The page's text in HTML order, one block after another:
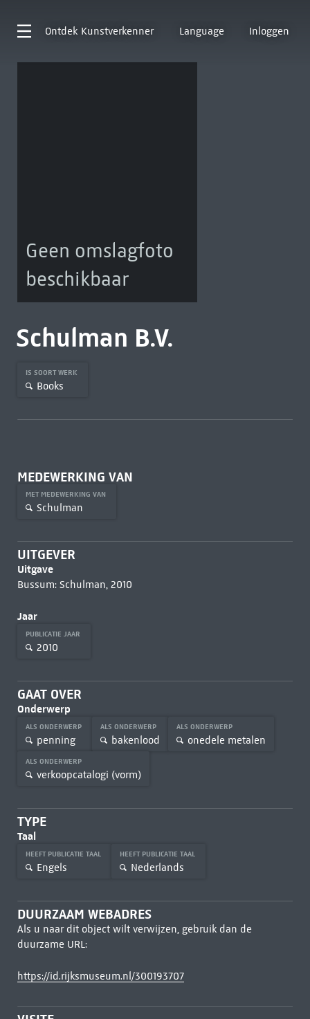
Ontdek Kunstverkenner Language Inloggen
Geen omslagfoto
beschikbaar
Schulman B.V.
IS SOORT WERK
Books
MEDEWERKING VAN
MET MEDEWERKING VAN
Schulman
UITGEVER
Uitgave
Bussum: Schulman, 2010
Jaar
PUBLICATIE JAAR
2010
GAAT OVER
Onderwerp
ALS ONDERWERP
penning
ALS ONDERWERP
bakenlood
ALS ONDERWERP
onedele metalen
ALS ONDERWERP
verkoopcatalogi (vorm)
TYPE
Taal
HEEFT PUBLICATIE TAAL
Engels
HEEFT PUBLICATIE TAAL
Nederlands
DUURZAAM WEBADRES
Als u naar dit object wilt verwijzen, gebruik dan de
duurzame URL:
https://id.rijksmuseum.nl/300193707